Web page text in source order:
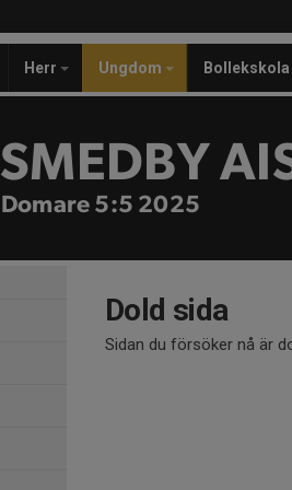
Herr Ungdom Bollekskola
SMEDBY
Domare 5:5 2025
Dold sida
Sidan du försöker nå är